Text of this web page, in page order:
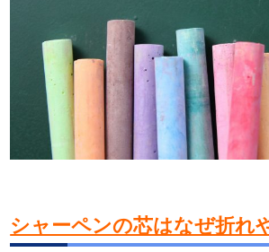
シャーペンの芯はなぜ折れ